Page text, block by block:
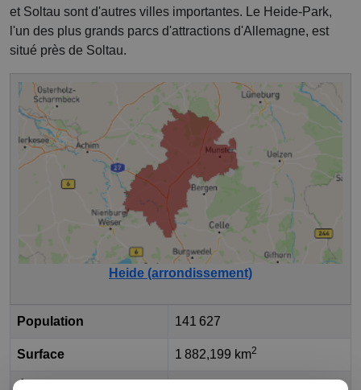
et Soltau sont d'autres villes importantes. Le Heide-Park,
l'un des plus grands parcs d'attractions d'Allemagne, est
situé près de Soltau.
Heide (arrondissement)
Population 141 627
Surface 1 882,199 km2